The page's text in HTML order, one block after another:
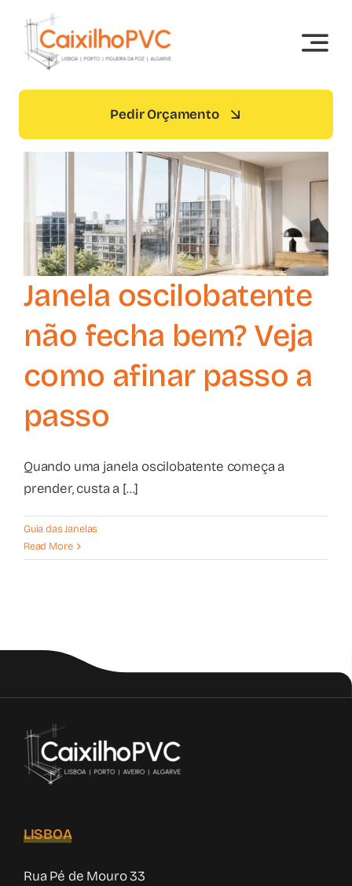
content
Pedir Orçamento
Janela oscilobatente
não fecha bem? Veja
como afinar passo a
passo
Quando uma janela oscilobatente começa a
prender, custa a [...]
Guia das Janelas
Read More
LISBOA
Rua Pé de Mouro 33